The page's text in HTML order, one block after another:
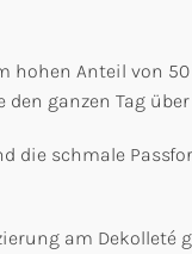
Anteil von
ganzen Tag
die schmale
am